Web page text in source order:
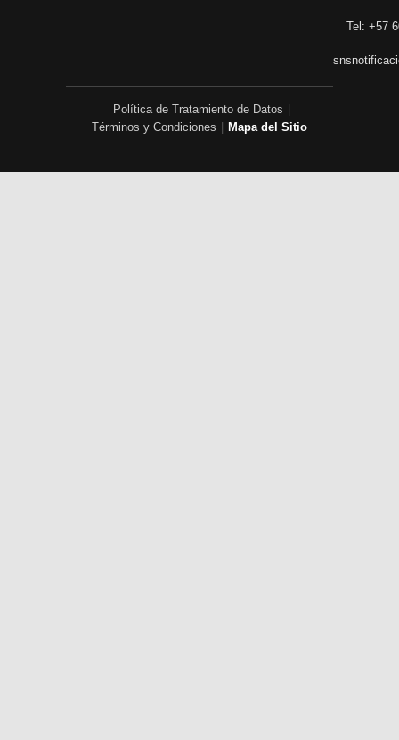
Tel: +57
Política de Tratamiento de Datos
Términos y Condiciones
Mapa del Sitio